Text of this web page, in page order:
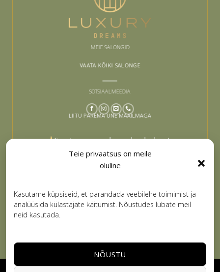
Teie privaatsus on meile
oluline
Kasutame küpsiseid, et parandada veebilehe toimimist ja
analüüsida külastajate käitumist. Nõustudes lubate meil
neid kasutada.
NÕUSTU
MEIE SALONGID
VAATA KÕIKI SALONGE
SOTSIAALMEEDIA
LIITU PAREMA UNE MAAILMAGA
Sinu tee paremaks uneks algab siit –
liitu ja lase end inspireerida
LIITUN